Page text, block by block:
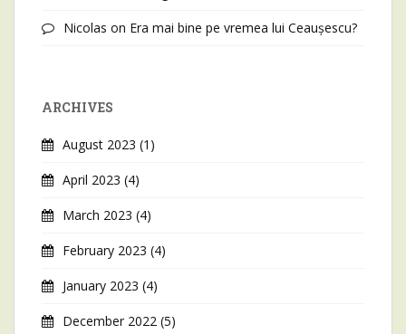
Nicolas on Era mai bine pe vremea lui Ceaușescu?
ARCHIVES
August 2023 (1)
April 2023 (4)
March 2023 (4)
February 2023 (4)
January 2023 (4)
December 2022 (5)